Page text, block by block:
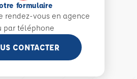
formulaire
rendez-vous en agence
par téléphone
CONTACTER